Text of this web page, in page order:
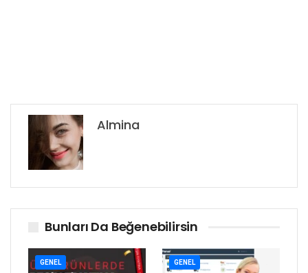
Almina
Bunları Da Beğenebilirsin
GENEL GENEL